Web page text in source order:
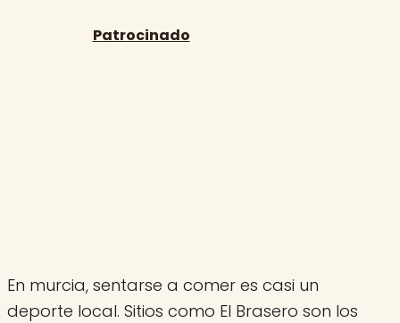
En murcia, sentarse a comer es casi un
deporte local. Sitios como El Brasero son los